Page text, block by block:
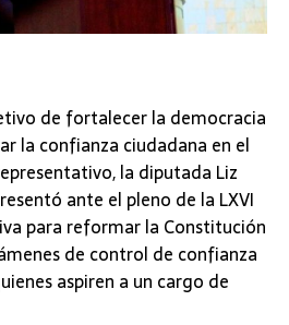
de fortalecer la democracia
la confianza ciudadana en el
la diputada Liz
ante el pleno de la LXVI
para reformar la Constitución
de control de confianza
aspiren a un cargo de